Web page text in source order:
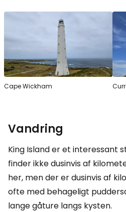
Cape Wickham
Vandring
King Island er et interessant
finder ikke dusinvis af
her, men der er dusinvis af
ofte med behageligt
lange gåture langs kysten.